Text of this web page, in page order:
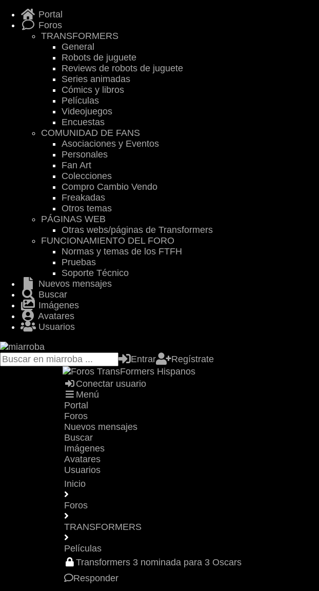
Portal
Foros
TRANSFORMERS
General
Robots de juguete
Reviews de robots de juguete
Series animadas
Cómics y libros
Películas
Videojuegos
Encuestas
COMUNIDAD DE FANS
Asociaciones y Eventos
Personales
Fan Art
Colecciones
Compro Cambio Vendo
Freakadas
Otros temas
PÁGINAS WEB
Otras webs/páginas de Transformers
FUNCIONAMIENTO DEL FORO
Normas y temas de los FTFH
Pruebas
Soporte Técnico
Nuevos mensajes
Buscar
Imágenes
Avatares
Usuarios
Entrar Regístrate
Conectar usuario
Menú
Portal
Foros
Nuevos mensajes
Buscar
Imágenes
Avatares
Usuarios
Inicio
Foros
TRANSFORMERS
Películas
Transformers 3 nominada para 3 Oscars
Responder